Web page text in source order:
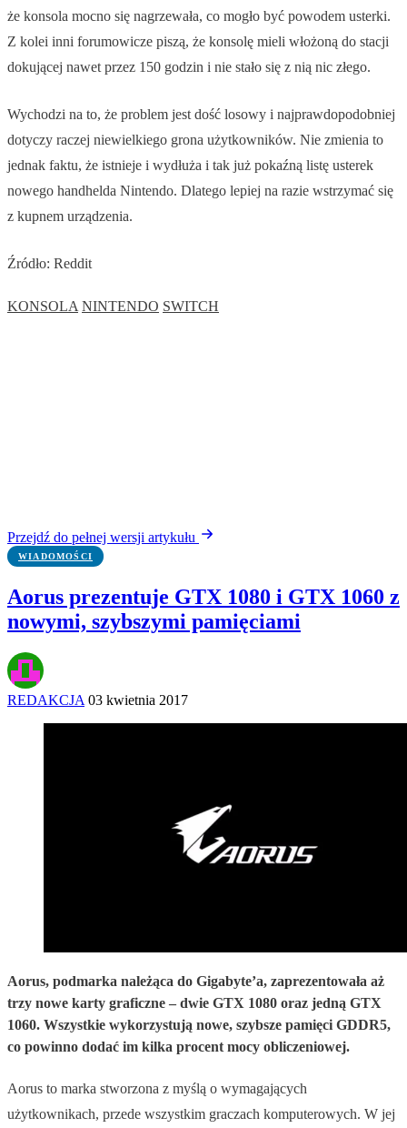
że konsola mocno się nagrzewała, co mogło być powodem usterki.
Z kolei inni forumowicze piszą, że konsolę mieli włożoną do stacji
dokującej nawet przez 150 godzin i nie stało się z nią nic złego.
Wychodzi na to, że problem jest dość losowy i najprawdopodobniej
dotyczy raczej niewielkiego grona użytkowników. Nie zmienia to
jednak faktu, że istnieje i wydłuża i tak już pokaźną listę usterek
nowego handhelda Nintendo. Dlatego lepiej na razie wstrzymać się
z kupnem urządzenia.
Źródło: Reddit
KONSOLA NINTENDO SWITCH
Przejdź do pełnej wersji artykułu
WIADOMOŚCI
Aorus prezentuje GTX 1080 i GTX 1060 z
nowymi, szybszymi pamięciami
REDAKCJA 03 kwietnia 2017
Aorus, podmarka należąca do Gigabyte’a, zaprezentowała aż
trzy nowe karty graficzne – dwie GTX 1080 oraz jedną GTX
1060. Wszystkie wykorzystują nowe, szybsze pamięci GDDR5,
co powinno dodać im kilka procent mocy obliczeniowej.
Aorus to marka stworzona z myślą o wymagających
użytkownikach, przede wszystkim graczach komputerowych. W jej